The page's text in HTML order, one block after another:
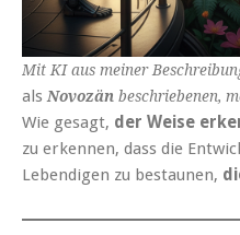
Mit KI aus meiner
alsNovozän beschriebenen,
Wie gesagt, der Weise
zu erkennen, dass die
Lebendigen zu bestaunen,